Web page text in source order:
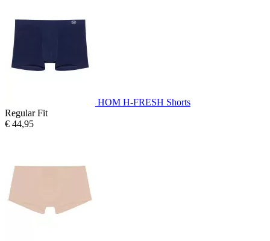
HOM H-FRESH Shorts
Regular Fit
€ 44,95